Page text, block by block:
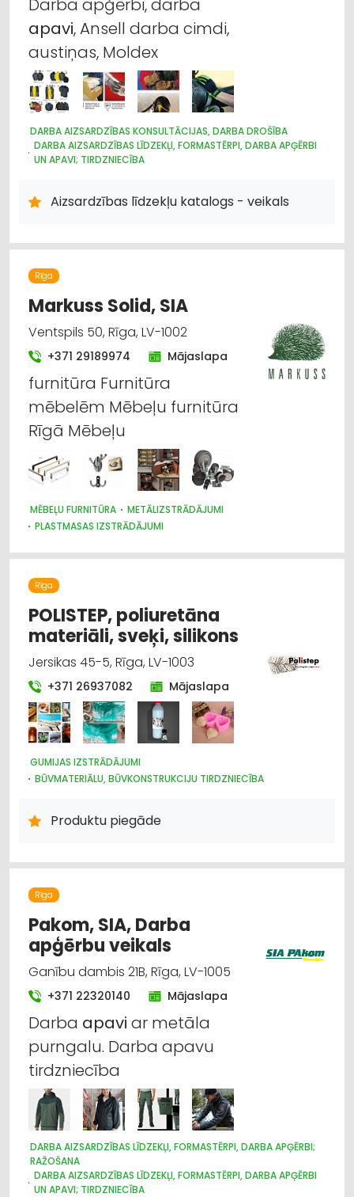
apavi, Ansell darba cimdi,
austiņas, Moldex
DARBA AIZSARDZĪBAS KONSULTĀCIJAS, DARBA DROŠĪBA
DARBA AIZSARDZĪBAS LĪDZEKĻI, FORMASTĒRPI, DARBA APĢĒRBI
UN APAVI; TIRDZNIECĪBA
DARBA AIZSARDZĪBAS LĪDZEKĻI, FORMASTĒRPI, DARBA APĢĒRBI;
Aizsardzības līdzekļu katalogs - veikals
Rīga
Markuss Solid, SIA
Ventspils 50, Rīga, LV-1002
+371 29189974 Mājaslapa
furnitūra Furnitūra
mēbelēm Mēbeļu furnitūra
Rīgā Mēbeļu
MĒBEĻU FURNITŪRA
METĀLIZSTRĀDĀJUMI
PLASTMASAS IZSTRĀDĀJUMI
Rīga
POLISTEP, poliuretāna
materiāli, sveķi, silikons
Jersikas 45-5, Rīga, LV-1003
+371 26937082 Mājaslapa
GUMIJAS IZSTRĀDĀJUMI
BŪVMATERIĀLU, BŪVKONSTRUKCIJU TIRDZNIECĪBA
BŪVMATERIĀLU, BŪVKONSTRUKCIJU VAIRUMTIRDZNIECĪBA
INTERNETVEIKALI, E-KOMERCIJA
APDARES MATERIĀLI: VAIRUMTIRDZNIECĪBA
CELTNIECĪBAS UN REMONTA DARBI
Produktu piegāde
Rīga
Pakom, SIA, Darba
apģērbu veikals
Ganību dambis 21B, Rīga, LV-1005
+371 22320140 Mājaslapa
Darba apavi ar metāla
purngalu. Darba apavu
tirdzniecība
DARBA AIZSARDZĪBAS LĪDZEKĻI, FORMASTĒRPI, DARBA APĢĒRBI;
RAŽOŠANA
DARBA AIZSARDZĪBAS LĪDZEKĻI, FORMASTĒRPI, DARBA APĢĒRBI
UN APAVI; TIRDZNIECĪBA